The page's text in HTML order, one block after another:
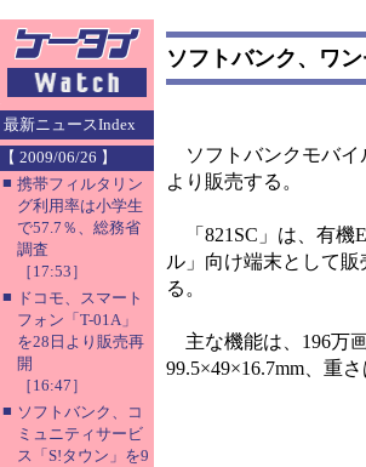
最新ニュースIndex
【 2009/06/26 】
■ 携帯フィルタリン
グ利用率は小学生
で57.7％、総務省
調査
［17:53］
■ ドコモ、スマート
フォン「T-01A」
を28日より販売再
開
［16:47］
■ ソフトバンク、コ
ミュニティサービ
ス「S!タウン」を9
ソフトバンク、ワ
ソフトバンクモバイ
より販売する。
「821SC」は、有機
ル」向け端末として
る。
主な機能は、196万
99.5×49×16.7mm、重